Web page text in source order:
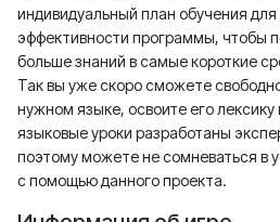
индивидуальный план обучения
эффективности программы, чтобы
больше знаний в самые короткие
Так вы уже скоро сможете
нужном языке, освоите его
языковые уроки разработаны
поэтому можете не сомневаться в
с помощью данного проекта.